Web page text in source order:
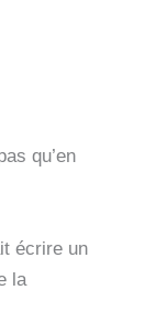
qu’en
écrire un
la